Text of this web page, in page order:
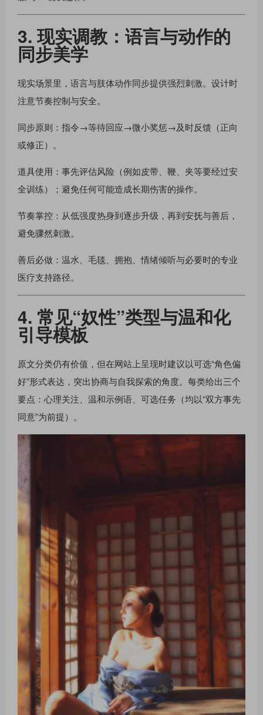
3. 现实调教：语⾔与动作的
同步美学
现实场景里，语⾔与肢体动作同步提供强烈刺激。设计时
注意节奏控制与安全。
同步原则：指令→等待回应→微小奖惩→及时反馈（正向
或修正）。
道具使用：事先评估风险（例如皮带、鞭、夹等要经过安
全训练）；避免任何可能造成长期伤害的操作。
节奏掌控：从低强度热身到逐步升级，再到安抚与善后，
避免骤然刺激。
善后必做：温水、毛毯、拥抱、情绪倾听与必要时的专业
医疗支持路径。
4. 常见“奴性”类型与温和化
引导模板
原文分类仍有价值，但在网站上呈现时建议以可选“角色偏
好”形式表达，突出协商与自我探索的角度。每类给出三个
要点：心理关注、温和示例语、可选任务（均以“双方事先
同意”为前提）。